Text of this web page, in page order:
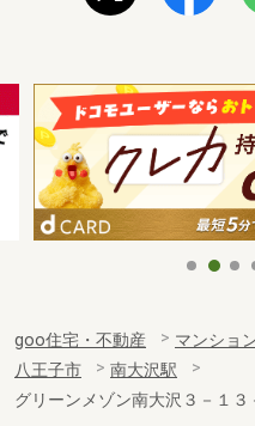
goo住宅・不動産 マンショ
八王子市
南大沢駅
グリーンメゾン南大沢３－１